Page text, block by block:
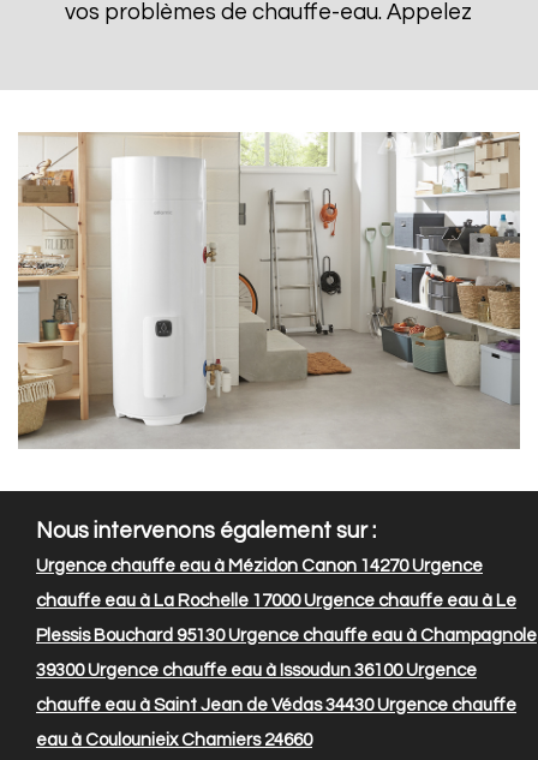
vos problèmes de chauffe-eau. Appelez
Nous intervenons également sur :
Urgence chauffe eau à Mézidon Canon 14270Urgence
chauffe eau à La Rochelle 17000Urgence chauffe eau à Le
Plessis Bouchard 95130Urgence chauffe eau à Champagnole
39300Urgence chauffe eau à Issoudun 36100Urgence
chauffe eau à Saint Jean de Védas 34430Urgence chauffe
eau à Coulounieix Chamiers 24660